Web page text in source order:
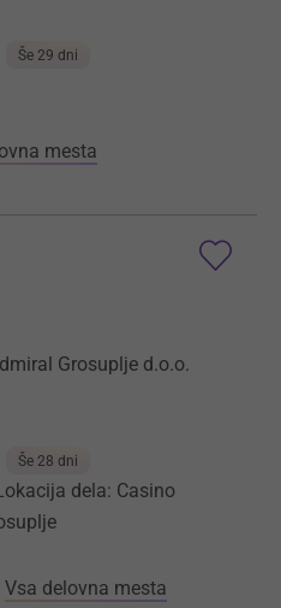
Še 29 dni
mesta
Grosuplje d.o.o.
Še 28 dni
dela: Casino
Vsa delovna mesta